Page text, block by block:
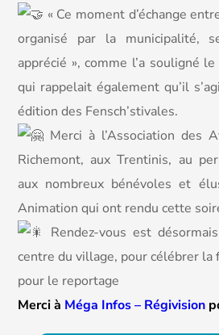
« Ce moment d’échange
organisé par la municipalité,
apprécié », comme l’a souligné
qui rappelait également qu’il
édition des Fensch’stivales.
Merci à l’Association des
Richemont, aux Trentinis, au
aux nombreux bénévoles et
Animation qui ont rendu cette
Rendez-vous est
centre du village, pour célébrer la
pour le reportage
Merci à Méga Infos – Régivision